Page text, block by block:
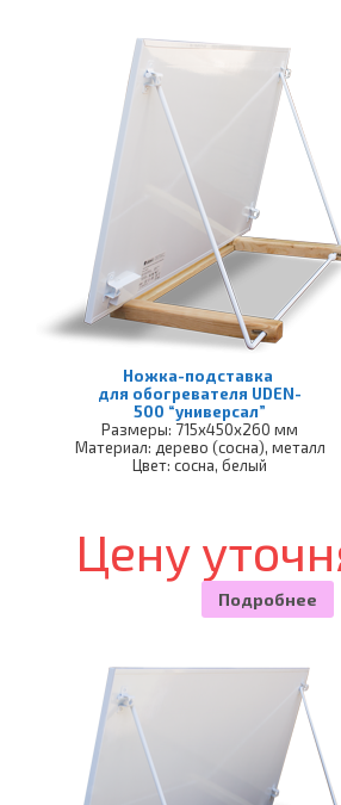
Ножка-подставка
для обогревателя UDEN-
500 “универсал”
Размеры: 715х450х260 мм
Материал: дерево (сосна), металл
Цвет: сосна, белый
Цену
Подробнее